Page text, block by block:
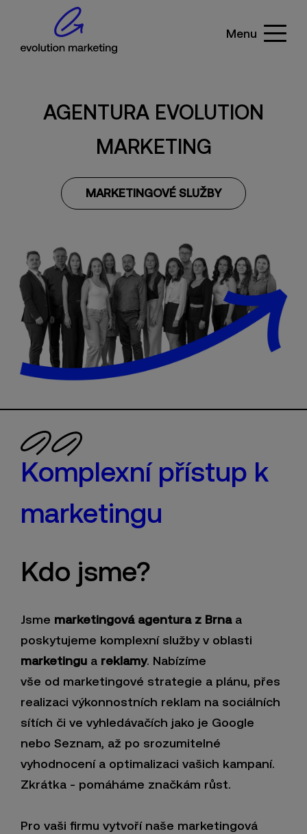
Menu
AGENTURA EVOLUTION
MARKETING
MARKETINGOVÉ SLUŽBY
Komplexní přístup k
marketingu
Kdo jsme?
Jsme marketingová agentura z Brnaa
poskytujeme komplexní služby v oblasti
marketingu a reklamy. Nabízíme
vše od marketingové strategie a plánu, přes
realizaci výkonnostních reklam na sociálních
sítích či ve vyhledávačích jako je Google
nebo Seznam, až po srozumitelné
vyhodnocení a optimalizaci vašich kampaní.
Zkrátka - pomáháme značkám růst.
Pro vaši firmu vytvoří naše marketingová